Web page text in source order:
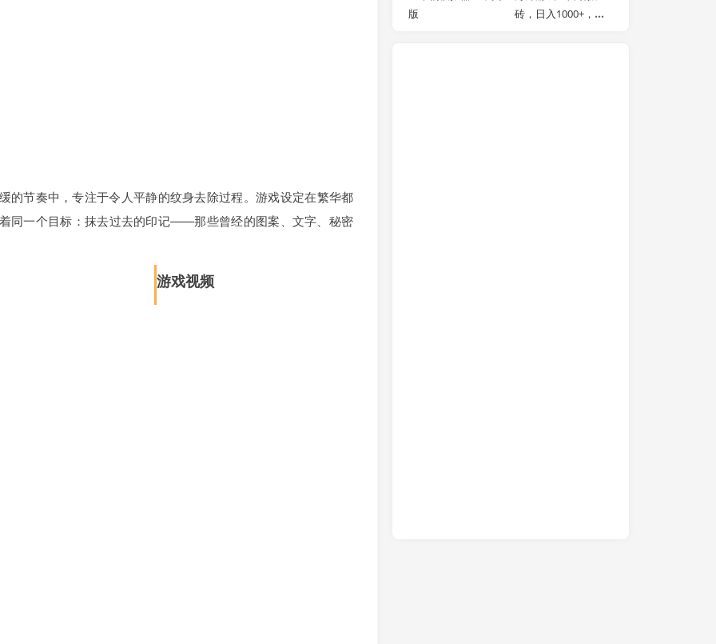
的节奏中，专注于令人平静的纹身去除过程。游戏设定在繁华都
同一个目标：抹去过去的印记——那些曾经的图案、文字、秘密
游戏视频
版
砖，日入1000+，全